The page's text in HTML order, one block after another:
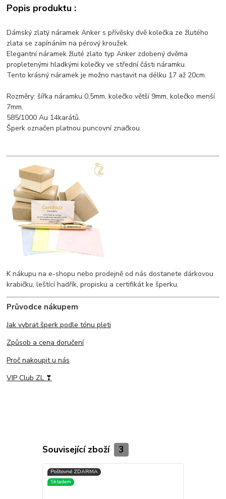
Popis produktu :
Dámský zlatý náramek Anker s přívěsky dvě kolečka ze žlutého
zlata se zapínáním na pérový kroužek.
Elegantní náramek žluté zlato typ Anker zdobený dvěma
propletenými hladkými kolečky ve střední části náramku.
Tento krásný náramek je možno nastavit na délku 17 až 20cm.
Rozměry: šířka náramku 0,5mm, kolečko větší 9mm, kolečko menší
7mm.
585/1000 Au 14karátů.
Šperk označen platnou puncovní značkou.
K nákupu na e-shopu nebo prodejně od nás dostanete dárkovou
krabičku, leštící hadřík, propisku a certifikát ke šperku.
Průvodce nákupem
Jak vybrat šperk podle tónu pleti
Způsob a cena doručení
Proč nakoupit u nás
VIP Club ZL ❣
Související zboží 3